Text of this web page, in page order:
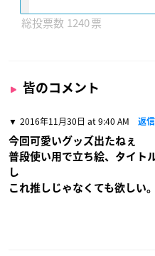
1240
皆のコメント
2016年11月30日 at 9:40 AM 返信
今回可愛いグッズ出たねぇ
普段使い用で立ち絵、タイト
し
これ推しじゃなくても欲しい